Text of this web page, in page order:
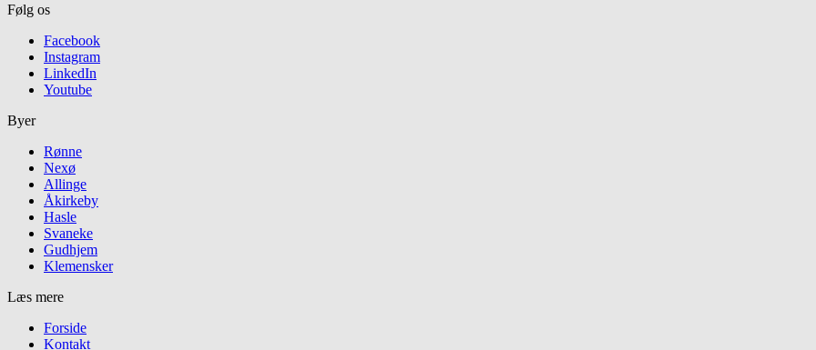
Følg os
Facebook
Instagram
LinkedIn
Youtube
Byer
Rønne
Nexø
Allinge
Åkirkeby
Hasle
Svaneke
Gudhjem
Klemensker
Læs mere
Forside
Kontakt